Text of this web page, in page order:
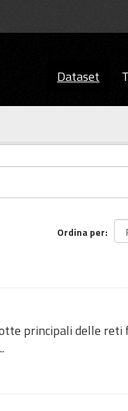
Dataset
Ordina per
principali delle reti